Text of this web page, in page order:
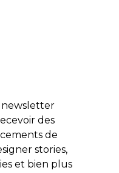
newsletter
des
de
stories,
et bien plus